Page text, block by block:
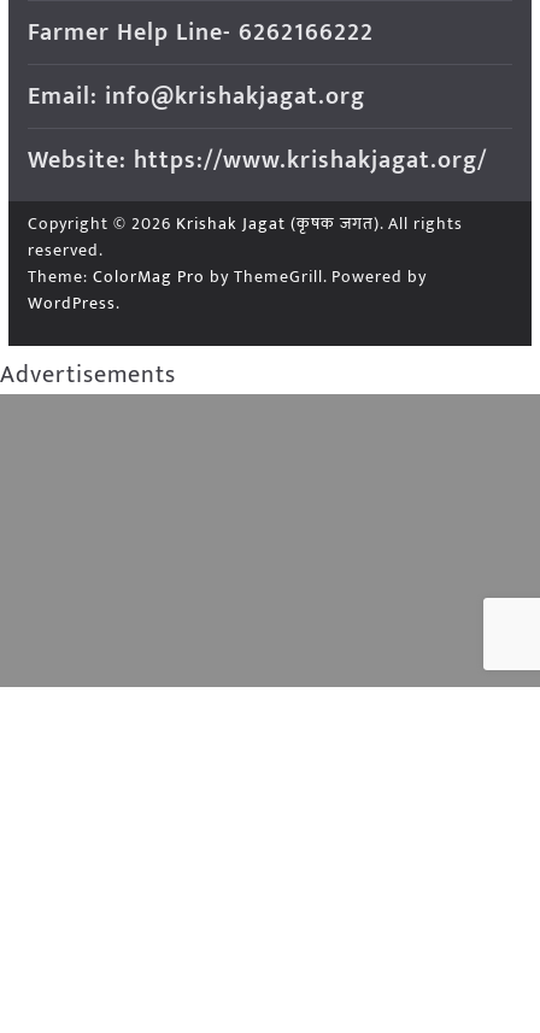
Farmer Help Line- 6262166222
Email: info@krishakjagat.org
Website: https://www.krishakjagat.org/
Copyright © 2026 Krishak Jagat (कृषक जगत). All rights
reserved.
Theme: ColorMag Pro by ThemeGrill. Powered by
WordPress.
Advertisements